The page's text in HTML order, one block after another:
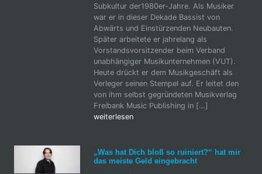
Subkultur der1980er-Jahre. Als Musiker
war er in dieser Dekade Bassist von
Abwärts und Einstürzenden Neubauten.
Später arbeitete er jahrelang als
Vorstandsvorsitzender beim Verband
unabhängiger Musikunternehmen (VUT).
Heute drückt er dem Musikgeschäft als
Verleger seinen Stempel auf. Er leitet den
von ihm selbst gegründeten Musikverlag
Freibank Music Publishing in […]
weiterlesen
„Was hat Dich bloß so ruiniert?“ hat mir
das meiste Geld eingebracht